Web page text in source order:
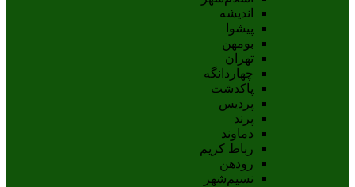
اندیشه
پيشوا
بومهن
تهران
چهاردانگه
پاکدشت
پردیس
پرند
دماوند
رباط کریم
رودهن
نسيم‌شهر